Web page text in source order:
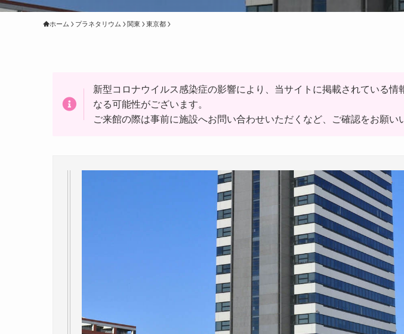
ホーム プラネタリウム 関東 東京都
新型コロナウイルス感染症の影響により、当サイトに掲載されている情
なる可能性がございます。
ご来館の際は事前に施設へお問い合わせいただくなど、ご確認をお願い